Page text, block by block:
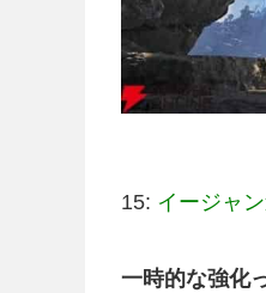
15: イージャ
一時的な強化